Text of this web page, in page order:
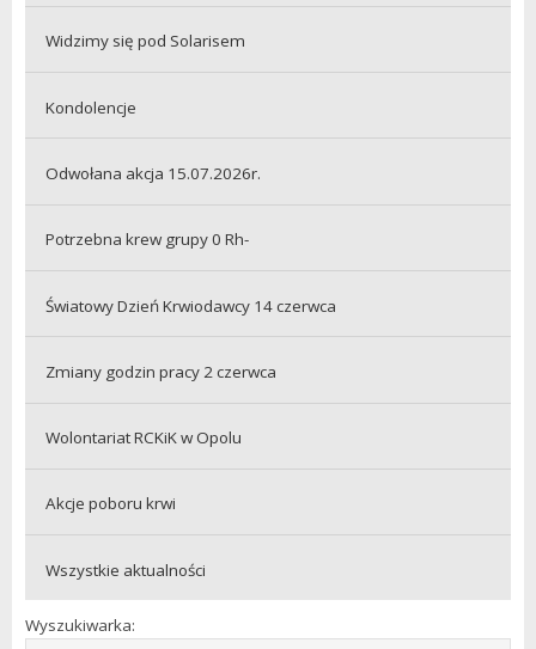
Widzimy się pod Solarisem
Kondolencje
Odwołana akcja 15.07.2026r.
Potrzebna krew grupy 0 Rh-
Światowy Dzień Krwiodawcy 14 czerwca
Zmiany godzin pracy 2 czerwca
Wolontariat RCKiK w Opolu
Akcje poboru krwi
Wszystkie aktualności
Wyszukiwarka: